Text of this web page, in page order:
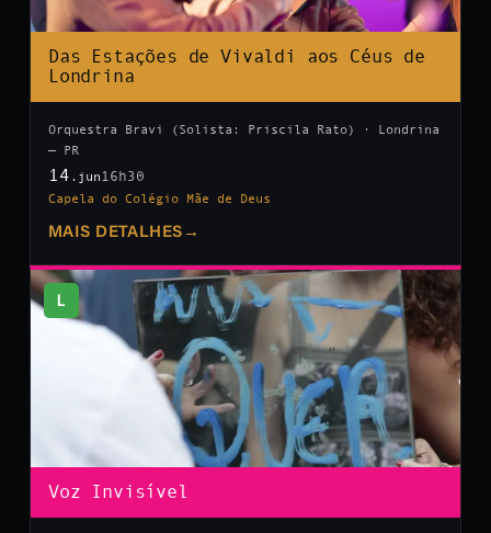
Das Estações de Vivaldi aos Céus de
Londrina
Orquestra Bravi (Solista: Priscila Rato) · Londrina
— PR
14 .jun 16h30
Capela do Colégio Mãe de Deus
MAIS DETALHES →
L
Voz Invisível